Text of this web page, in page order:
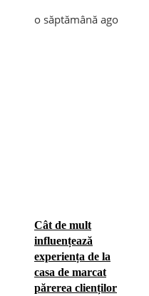
o săptămână ago
Cât de mult
influențează
experiența de la
casa de marcat
părerea clienților